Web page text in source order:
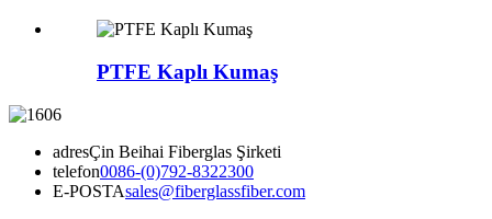
PTFE Kaplı Kumaş
adresÇin Beihai Fiberglas Şirketi
telefon0086-(0)792-8322300
E-POSTAsales@fiberglassfiber.com